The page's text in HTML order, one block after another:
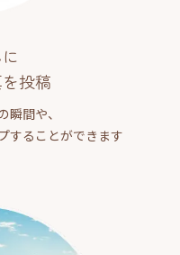
投稿
瞬間や、
することができます